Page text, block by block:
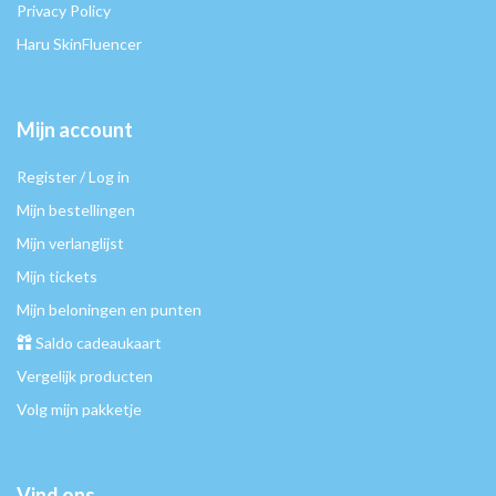
Privacy Policy
Haru SkinFluencer
Mijn account
Register / Log in
Mijn bestellingen
Mijn verlanglijst
Mijn tickets
Mijn beloningen en punten
Saldo cadeaukaart
Vergelijk producten
Volg mijn pakketje